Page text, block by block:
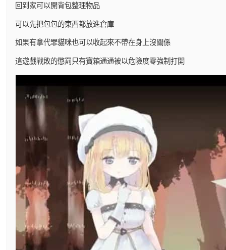
回到家可以開背包整理物品
可以先把包包的東西都放進倉庫
如果有拿代罪貓咪也可以收起來不帶在身上沒關係
這遊戲戰敗的懲罰只有寶箱通通被以危險度零強制打開